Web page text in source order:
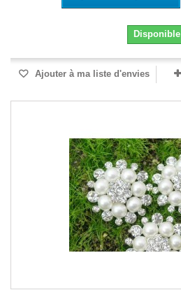
Disponible
Ajouter à ma liste d'envies